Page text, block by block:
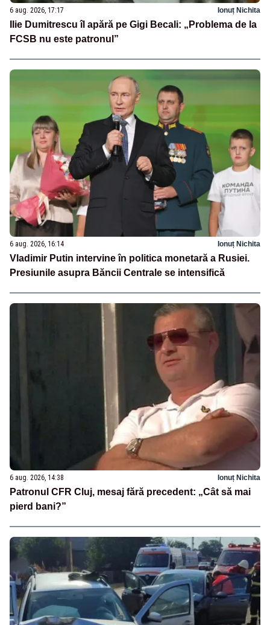
6 aug. 2026, 17:17 Ionuț Nichita
Ilie Dumitrescu îl apără pe Gigi Becali: „Problema de la
FCSB nu este patronul”
6 aug. 2026, 16:14 Ionuț Nichita
Vladimir Putin intervine în politica monetară a Rusiei.
Presiunile asupra Băncii Centrale se intensifică
6 aug. 2026, 14:38 Ionuț Nichita
Patronul CFR Cluj, mesaj fără precedent: „Cât să mai
pierd bani?”